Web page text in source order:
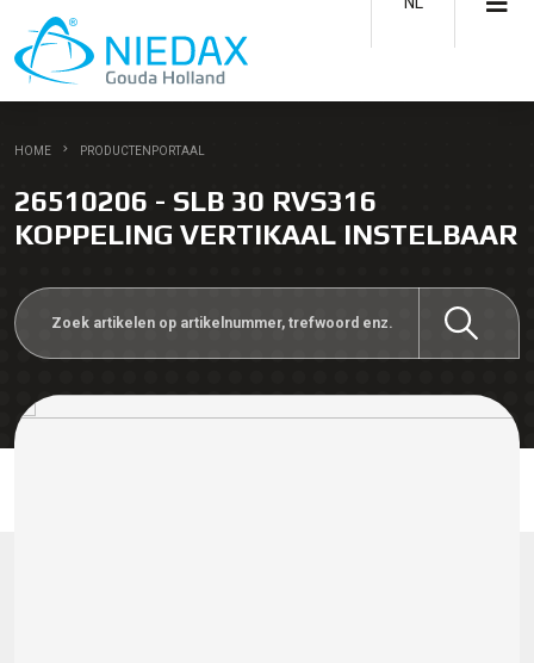
HOME PRODUCTENPORTAAL
26510206 - SLB 30 RVS316
KOPPELING VERTIKAAL INSTELBAAR